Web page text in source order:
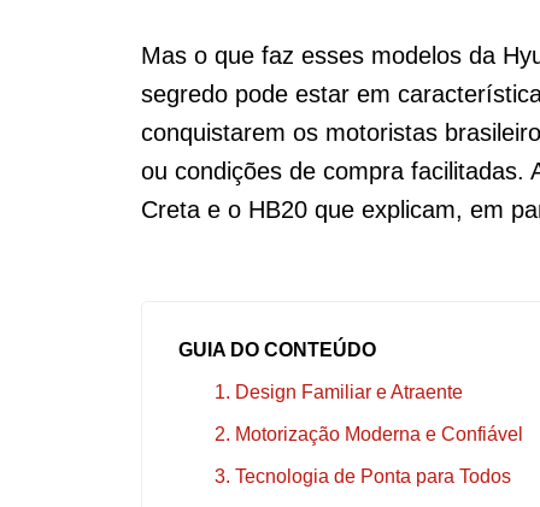
Mas o que faz esses modelos da
segredo pode estar em
conquistarem os motoristas
ou condições de compra facilitadas.
Creta e o HB20 que explicam, em
GUIA DO CONTEÚDO
1. Design Familiar e Atraente
2. Motorização Moderna e Confiável
3. Tecnologia de Ponta para Todos